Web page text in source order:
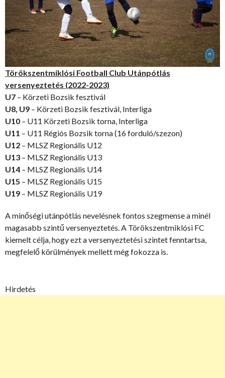
Törökszentmiklósi Football Club Utánpótlás
versenyeztetés (2022-2023)
U7 – Körzeti Bozsik fesztivál
U8, U9 – Körzeti Bozsik fesztivál, Interliga
U10 – U11 Körzeti Bozsik torna, Interliga
U11 – U11 Régiós Bozsik torna (16 forduló/szezon)
U12 – MLSZ Regionális U12
U13 – MLSZ Regionális U13
U14 – MLSZ Regionális U14
U15 – MLSZ Regionális U15
U19 – MLSZ Regionális U19
A minőségi utánpótlás nevelésnek fontos szegmense a minél
magasabb szintű versenyeztetés. A Törökszentmiklósi FC
kiemelt célja, hogy ezt a versenyeztetési szintet fenntartsa,
megfelelő körülmények mellett még fokozza is.
Hirdetés